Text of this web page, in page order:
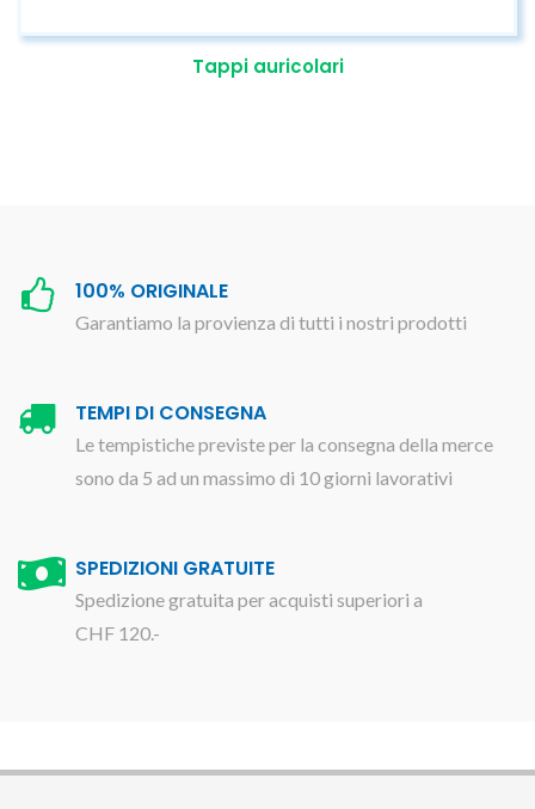
Tappi auricolari
100% ORIGINALE
Garantiamo la provienza di tutti i nostri prodotti
TEMPI DI CONSEGNA
Le tempistiche previste per la consegna della merce
sono da 5 ad un massimo di 10 giorni lavorativi
SPEDIZIONI GRATUITE
Spedizione gratuita per acquisti superiori a
CHF 120.-